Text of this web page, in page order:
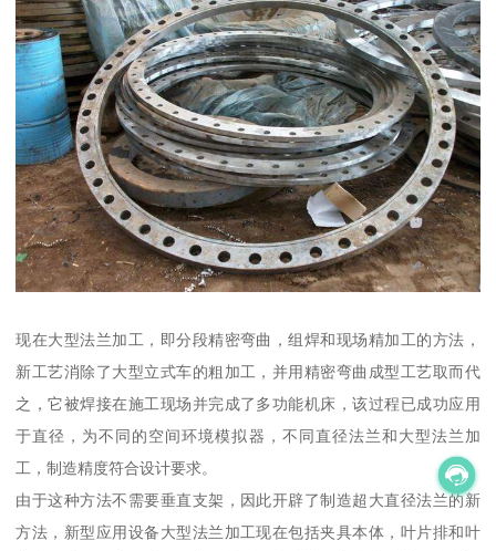
现在大型法兰加工，即分段精密弯曲，组焊和现场精加工的方法，
新工艺消除了大型立式车的粗加工，并用精密弯曲成型工艺取而代
之，它被焊接在施工现场并完成了多功能机床，该过程已成功应用
于直径，为不同的空间环境模拟器，不同直径法兰和大型法兰加
工，制造精度符合设计要求。
由于这种方法不需要垂直支架，因此开辟了制造超大直径法兰的新
方法，新型应用设备大型法兰加工现在包括夹具本体，叶片排和叶